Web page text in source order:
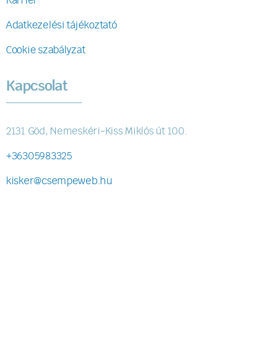
Adatkezelési tájékoztató
Cookie szabályzat
Kapcsolat
2131 Göd, Nemeskéri-Kiss Miklós út 100.
+36305983325
kisker@csempeweb.hu